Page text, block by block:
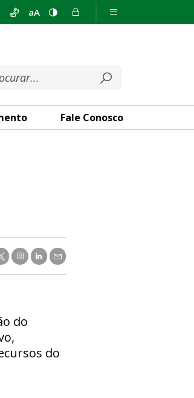
aA
Fale Conosco
do
do